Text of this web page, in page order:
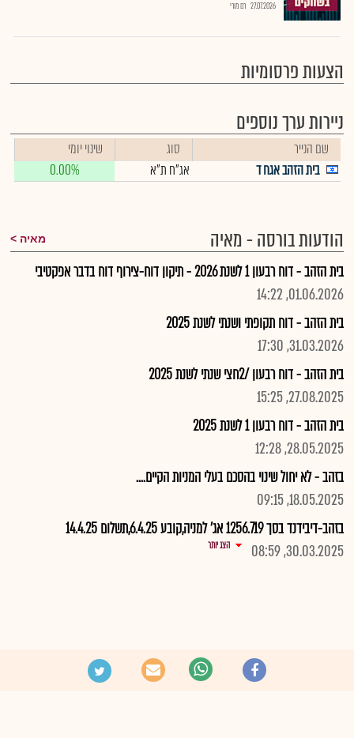
27.07.2026 רם מורי
הצעות פרסומיות
ניירות ערך נוספים
שם הנייר סוג
שינוי יומי
בית הזהב אגח ד
אג"ח ת"א 0.00%
הודעות בורסה - מאיה מאיה
בית הזהב - דוח רבעון 1 לשנת 2026 - תיקון דוח-צירוף דוח בדבר אפקטיבי
01.06.2026, 14:22
בית הזהב - דוח תקופתי ושנתי לשנת 2025
31.03.2026, 17:30
בית הזהב - דוח רבעון /2חצי שנתי לשנת 2025
27.08.2025, 15:25
בית הזהב - דוח רבעון 1 לשנת 2025
28.05.2025, 12:28
בזהב - לא יחול שינוי בהסכם בעלי המניות הקיים....
18.05.2025, 09:15
בזהב-דיבידנד בסך 1256.719 אג' למניה,קובע 6.4.25,תשלום 14.4.25
30.03.2025, 08:59
הצג יותר